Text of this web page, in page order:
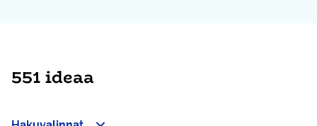
551 ideaa